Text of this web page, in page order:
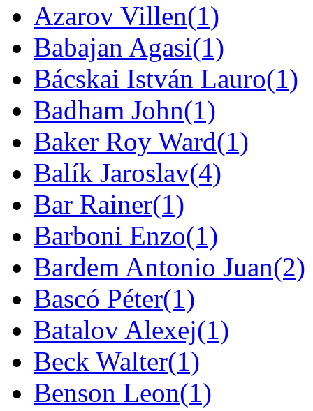
Azarov Villen(1)
Babajan Agasi(1)
Bácskai István Lauro(1)
Badham John(1)
Baker Roy Ward(1)
Balík Jaroslav(4)
Bar Rainer(1)
Barboni Enzo(1)
Bardem Antonio Juan(2)
Bascó Péter(1)
Batalov Alexej(1)
Beck Walter(1)
Benson Leon(1)